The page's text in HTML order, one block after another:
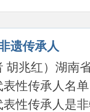
遗传承人
兆红）湖南
表性传承人
性传承人是